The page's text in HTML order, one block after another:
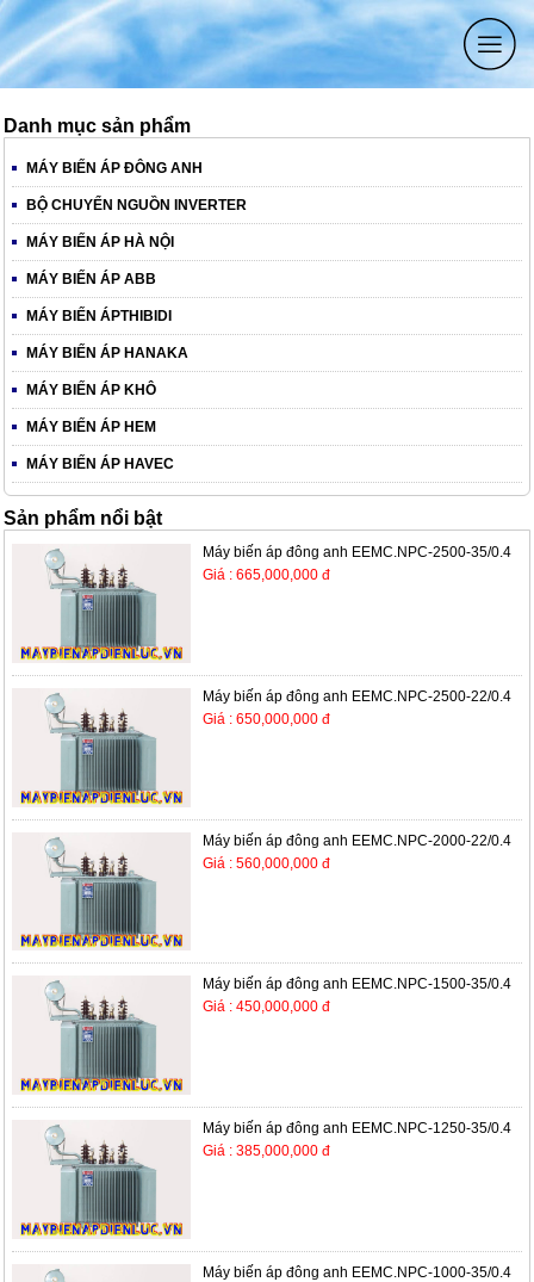
Danh mục sản phẩm
MÁY BIẾN ÁP ĐÔNG ANH
BỘ CHUYỂN NGUỒN INVERTER
MÁY BIẾN ÁP HÀ NỘI
MÁY BIẾN ÁP ABB
MÁY BIẾN ÁPTHIBIDI
MÁY BIẾN ÁP HANAKA
MÁY BIẾN ÁP KHÔ
MÁY BIẾN ÁP HEM
MÁY BIẾN ÁP HAVEC
Sản phẩm nổi bật
Máy biến áp đông anh EEMC.NPC-2500-35/0.4
Giá : 665,000,000 đ
Máy biến áp đông anh EEMC.NPC-2500-22/0.4
Giá : 650,000,000 đ
Máy biến áp đông anh EEMC.NPC-2000-22/0.4
Giá : 560,000,000 đ
Máy biến áp đông anh EEMC.NPC-1500-35/0.4
Giá : 450,000,000 đ
Máy biến áp đông anh EEMC.NPC-1250-35/0.4
Giá : 385,000,000 đ
Máy biến áp đông anh EEMC.NPC-1000-35/0.4